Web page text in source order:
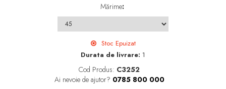
Mărime:
Stoc Epuizat
Durata de livrare: 1
Cod Produs: C3252
Ai nevoie de ajutor? 0785 800 000